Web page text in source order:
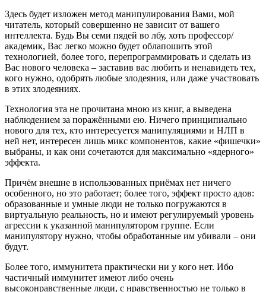
Здесь будет изложен метод манипулирования Вами, мой
читатель, который совершенно не зависит от вашего
интеллекта. Будь Вы семи пядей во лбу, хоть профессор/
академик, Вас легко можно будет облапошить этой
технологией, более того, перепрограммировать и сделать из
Вас нового человека – заставив вас любить и ненавидеть тех,
кого нужно, одобрять любые злодеяния, или даже участвовать
в этих злодеяниях.
Технология эта не прочитана мною из книг, а выведена
наблюдением за поражёнными ею. Ничего принципиально
нового для тех, кто интересуется манипуляциями и НЛП в
ней нет, интересен лишь микс компонентов, какие «фишечки»
выбраны, и как они сочетаются для максимально «ядерного»
эффекта.
Причём внешне в использованных приёмах нет ничего
особенного, но это работает; более того, эффект просто адов:
образованные и умные люди не только погружаются в
виртуальную реальность, но и имеют регулируемый уровень
агрессии к указанной манипулятором группе. Если
манипулятору нужно, чтобы обработанные им убивали – они
будут.
Более того, иммунитета практически ни у кого нет. Ибо
частичный иммунитет имеют либо очень
высоконравственные люди, с нравственностью не только в